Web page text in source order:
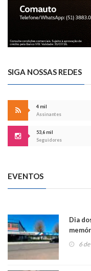
SIGA NOSSAS REDES
4 mil
Assinantes
53,6 mil
Seguidores
EVENTOS
Dia
6